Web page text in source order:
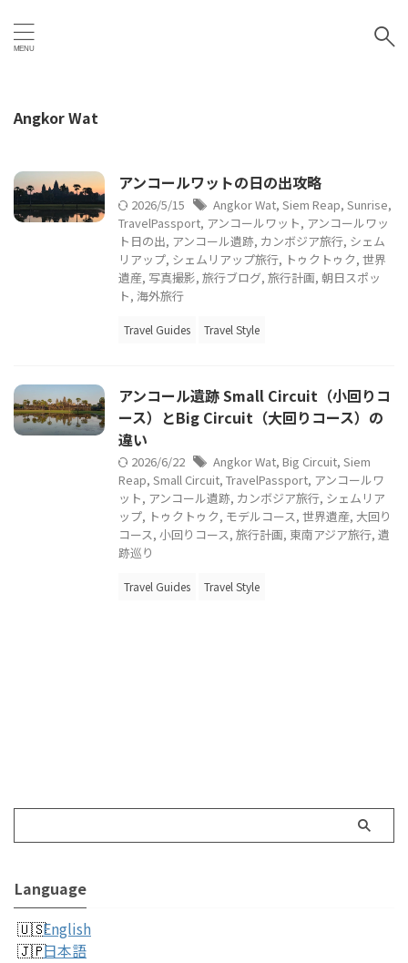
Angkor Wat
アンコールワットの日の出攻略
2026/5/15 Angkor Wat, Siem Reap, Sunrise,
TravelPassport, アンコールワット, アンコールワッ
ト日の出, アンコール遺跡, カンボジア旅行, シェム
リアップ, シェムリアップ旅行, トゥクトゥク, 世界
遺産, 写真撮影, 旅行ブログ, 旅行計画, 朝日スポッ
ト, 海外旅行
Travel Guides Travel Style
アンコール遺跡 Small Circuit（小回りコ
ース）とBig Circuit（大回りコース）の
違い
2026/6/22 Angkor Wat, Big Circuit, Siem
Reap, Small Circuit, TravelPassport, アンコールワ
ット, アンコール遺跡, カンボジア旅行, シェムリア
ップ, トゥクトゥク, モデルコース, 世界遺産, 大回り
コース, 小回りコース, 旅行計画, 東南アジア旅行, 遺
跡巡り
Travel Guides Travel Style
Language
English
日本語